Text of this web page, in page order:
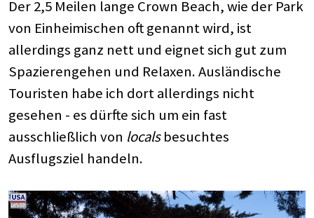
Der 2,5 Meilen lange Crown Beach, wie der Park
von Einheimischen oft genannt wird, ist
allerdings ganz nett und eignet sich gut zum
Spazierengehen und Relaxen. Ausländische
Touristen habe ich dort allerdings nicht
gesehen - es dürfte sich um ein fast
ausschließlich von localsbesuchtes
Ausflugsziel handeln.